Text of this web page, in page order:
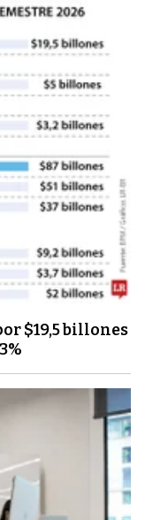
$19,5 billones